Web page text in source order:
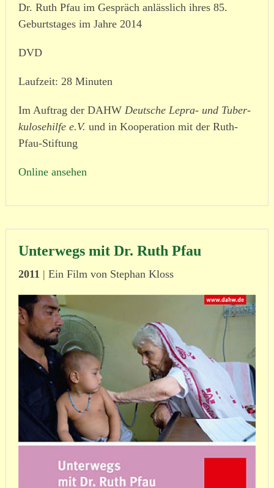
Dr. Ruth Pfau im Gespräch anlässlich ihres 85.
Geburtstages im Jahre 2014
DVD
Laufzeit: 28 Minuten
Im Auftrag der DAHW Deutsche Lepra- und Tuber­
ku­lo­se­hilfe e.V. und in Kooperation mit der Ruth-
Pfau-Stiftung
Online ansehen
Unterwegs mit Dr. Ruth Pfau
2011 | Ein Film von Stephan Kloss